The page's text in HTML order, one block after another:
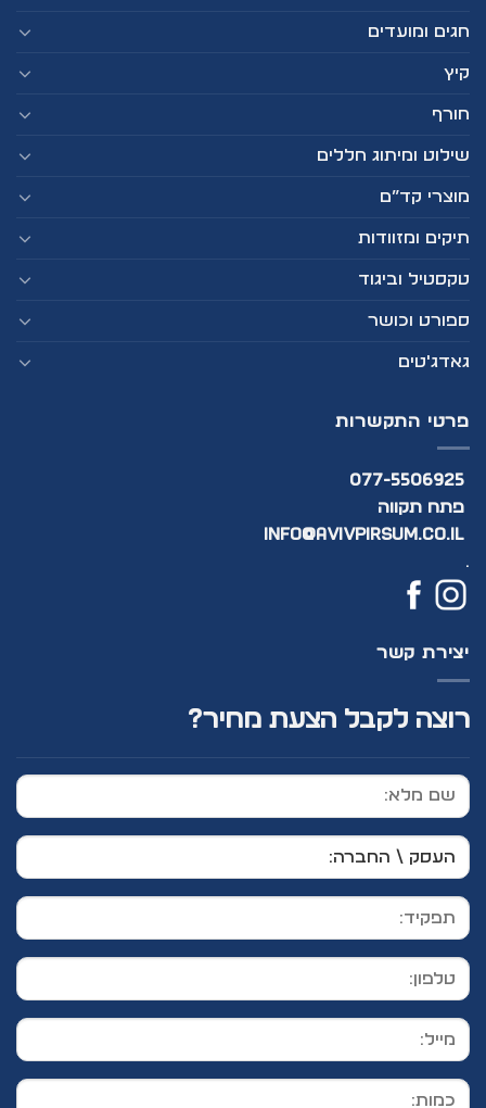
חגים ומועדים
קיץ
חורף
שילוט ומיתוג חללים
מוצרי קד”ם
תיקים ומזוודות
טקסטיל וביגוד
ספורט וכושר
גאדג'טים
פרטי התקשרות
077-5506925
פתח תקווה
info@avivpirsum.co.il
.
יצירת קשר
רוצה לקבל הצעת מחיר?